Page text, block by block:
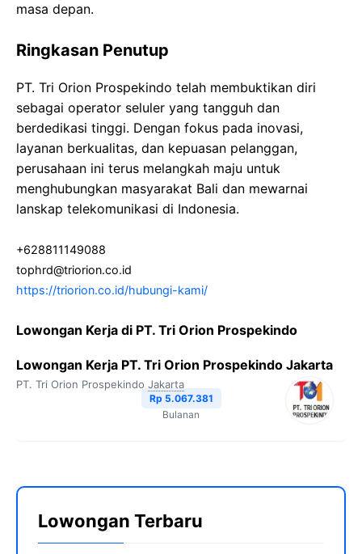
masa depan.
Ringkasan Penutup
PT. Tri Orion Prospekindo telah membuktikan diri
sebagai operator seluler yang tangguh dan
berdedikasi tinggi. Dengan fokus pada inovasi,
layanan berkualitas, dan kepuasan pelanggan,
perusahaan ini terus melangkah maju untuk
menghubungkan masyarakat Bali dan mewarnai
lanskap telekomunikasi di Indonesia.
+628811149088
tophrd@triorion.co.id
https://triorion.co.id/hubungi-kami/
Lowongan Kerja di PT. Tri Orion Prospekindo
Lowongan Kerja PT. Tri Orion Prospekindo Jakarta
PT. Tri Orion Prospekindo Jakarta
Rp 5.067.381
Bulanan
Lowongan Terbaru